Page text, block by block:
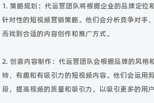
1. 策略规划：代运营团队将根据企业的品牌定位
针对性的短视频营销策略。他们会分析竞争对手
而找到合适的内容创作和推广方式。
2. 创意内容制作：代运营团队会根据品牌的风格
特、有趣和有吸引力的短视频内容。他们会运用
段，提高视频的质量和吸引力，以吸引更多的用